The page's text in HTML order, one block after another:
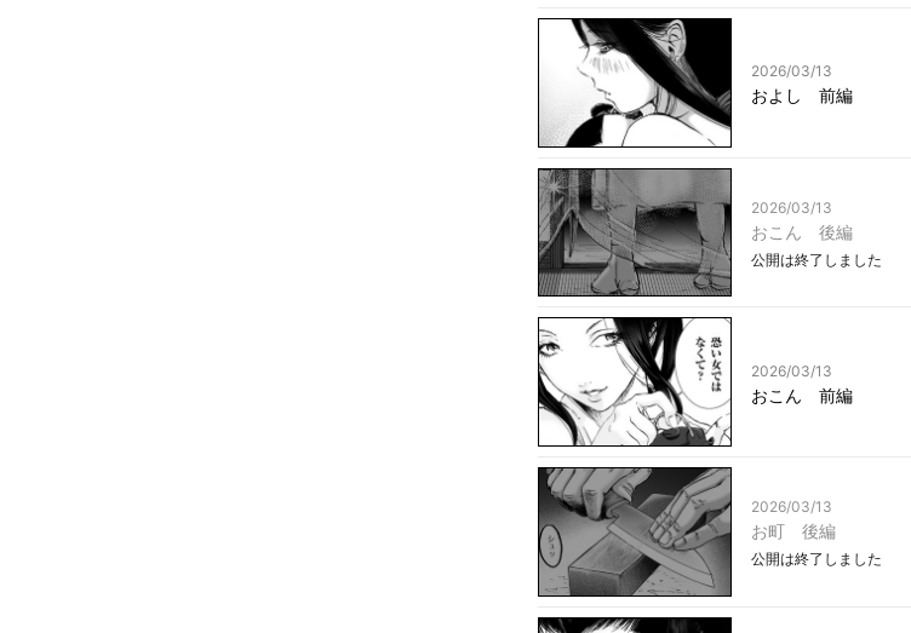
2026/03/13
およし 前編
2026/03/13
おこん 後編
公開は終了しました
2026/03/13
おこん 前編
2026/03/13
お町 後編
公開は終了しました